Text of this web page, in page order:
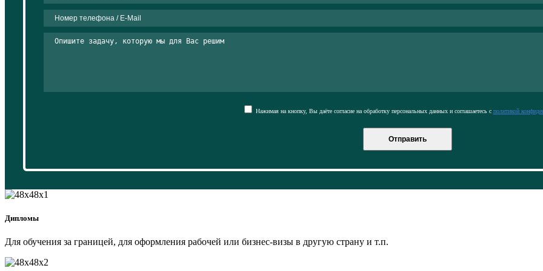
Нажимая на кнопку, Вы даёте согласие на обработку персональных данных и соглашаетесь с политикой
Отправить
Дипломы
Для обучения за границей, для оформления рабочей или бизнес-визы в другую страну и т.п.